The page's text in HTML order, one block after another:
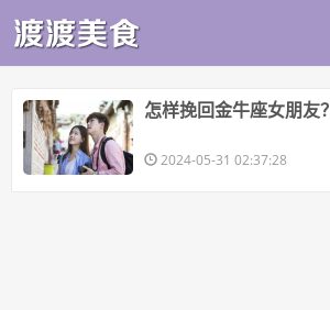
​怎样挽回金牛座女朋友？
2024-05-31 02:37:28